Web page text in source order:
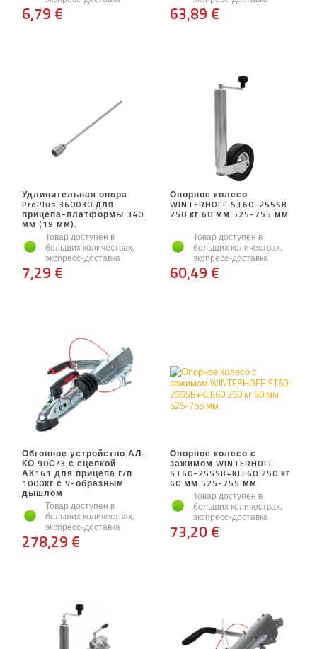
6,79 € 63,89 €
Удлинительная опора
ProPlus 360030 для
прицепа-платформы 340
мм (19 мм).
Товар доступен в
больших количествах,
экспресс-доставка
7,29 €
Опорное колесо
WINTERHOFF ST60-255SB
250 кг 60 мм 525-755 мм
Товар доступен в
больших количествах,
экспресс-доставка
60,49 €
Обгонное устройство АЛ-
КО 90С/3 с сцепкой
АК161 для прицепа г/п
1000кг с V-образным
дышлом
Товар доступен в
больших количествах,
экспресс-доставка
278,29 €
Опорное колесо с
зажимом WINTERHOFF
ST60-255SB+KLE60 250 кг
60 мм 525-755 мм
Товар доступен в
больших количествах,
экспресс-доставка
73,20 €